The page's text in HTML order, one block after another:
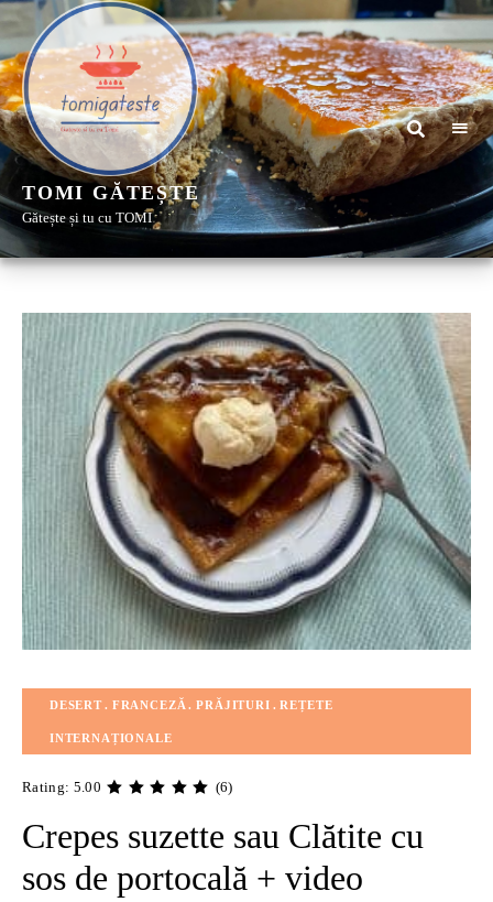
TOMI GĂTEȘTE
Gătește și tu cu TOMI
DESERT FRANCEZĂ PRĂJITURI REȚETE
INTERNAȚIONALE
Rating: 5.00 (6)
Crepes suzette sau Clătite cu
sos de portocală + video